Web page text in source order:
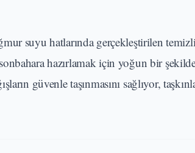
suyu hatlarında gerçekleştirilen
hazırlamak için yoğun bir
güvenle taşınmasını sağlıyor,